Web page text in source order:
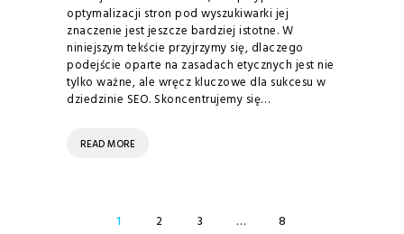
optymalizacji stron pod wyszukiwarki jej
znaczenie jest jeszcze bardziej istotne. W
niniejszym tekście przyjrzymy się, dlaczego
podejście oparte na zasadach etycznych jest nie
tylko ważne, ale wręcz kluczowe dla sukcesu w
dziedzinie SEO. Skoncentrujemy się…
READ MORE
STRONICOWANIE
PAGE
1 PAGE
2 PAGE
3 … PAGE
8